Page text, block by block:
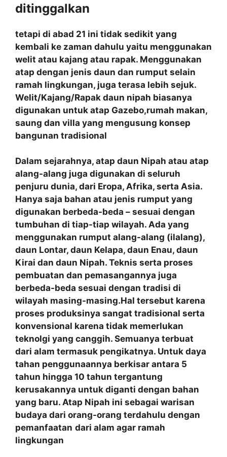
ditinggalkan
tetapi di abad 21 ini tidak sedikit yang
kembali ke zaman dahulu yaitu menggunakan
welit atau kajang atau rapak. Menggunakan
atap dengan jenis daun dan rumput selain
ramah lingkungan, juga terasa lebih sejuk.
Welit/Kajang/Rapak daun nipah biasanya
digunakan untuk atap Gazebo,rumah makan,
saung dan villa yang mengusung konsep
bangunan tradisional
Dalam sejarahnya, atap daun Nipah atau atap
alang-alang juga digunakan di seluruh
penjuru dunia, dari Eropa, Afrika, serta Asia.
Hanya saja bahan atau jenis rumput yang
digunakan berbeda-beda – sesuai dengan
tumbuhan di tiap-tiap wilayah. Ada yang
menggunakan rumput alang-alang (ilalang),
daun Lontar, daun Kelapa, daun Enau, daun
Kirai dan daun Nipah. Teknis serta proses
pembuatan dan pemasangannya juga
berbeda-beda sesuai dengan tradisi di
wilayah masing-masing.Hal tersebut karena
proses produksinya sangat tradisional serta
konvensional karena tidak memerlukan
teknolgi yang canggih. Semuanya terbuat
dari alam termasuk pengikatnya. Untuk daya
tahan penggunaannya berkisar antara 5
tahun hingga 10 tahun tergantung
kerusakannya untuk diganti dengan bahan
yang baru. Atap Nipah ini sebagai warisan
budaya dari orang-orang terdahulu dengan
pemanfaatan dari alam agar ramah
lingkungan